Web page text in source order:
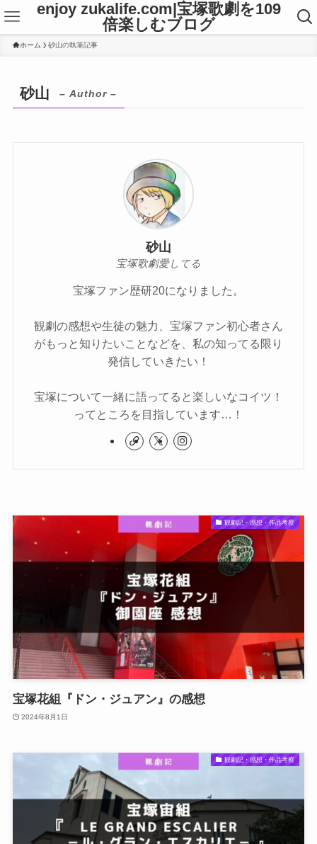
enjoy zukalife.com|宝塚歌劇を109
倍楽しむブログ
ホーム 砂山の執筆記事
砂山 – Author –
砂山
宝塚歌劇愛してる
宝塚ファン歴研20になりました。
観劇の感想や生徒の魅力、宝塚ファン初心者さん
がもっと知りたいことなどを、私の知ってる限り
発信していきたい！
宝塚について一緒に語ってると楽しいなコイツ！
ってところを目指しています…！
観劇記・感想・作品考察
宝塚花組『ドン・ジュアン』の感想
2024年8月1日
観劇記・感想・作品考察